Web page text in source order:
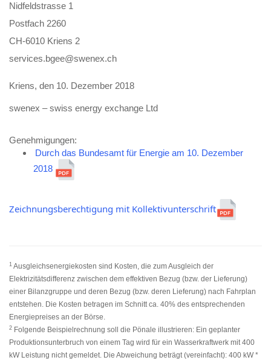
Nidfeldstrasse 1
Postfach 2260
CH-6010 Kriens 2
services.bgee@swenex.ch
Kriens, den 10. Dezember 2018
swenex – swiss energy exchange Ltd
Genehmigungen:
Durch das Bundesamt für Energie am 10. Dezember
2018
Zeichnungsberechtigung mit Kollektivunterschrift
1 Ausgleichsenergiekosten sind Kosten, die zum Ausgleich der
Elektrizitätsdifferenz zwischen dem effektiven Bezug (bzw. der Lieferung)
einer Bilanzgruppe und deren Bezug (bzw. deren Lieferung) nach Fahrplan
entstehen. Die Kosten betragen im Schnitt ca. 40% des entsprechenden
Energiepreises an der Börse.
2 Folgende Beispielrechnung soll die Pönale illustrieren: Ein geplanter
Produktionsunterbruch von einem Tag wird für ein Wasserkraftwerk mit 400
kW Leistung nicht gemeldet. Die Abweichung beträgt (vereinfacht): 400 kW *